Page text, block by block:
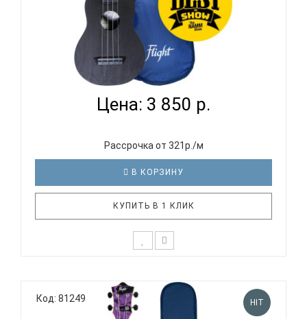
FLIGHT TUS-35 BK - УКУЛЕЛЕ СОПРАНО
Цена: 3 850 р.
Рассрочка от 321р./м
В КОРЗИНУ
КУПИТЬ В 1 КЛИК
Черный цвет не просто черный. Прозрачный
черный. Мокрый асфальт. Антрацит. Готика? Эму?
Цвет глубины, творчества и креативности.
Код: 81249 HIT